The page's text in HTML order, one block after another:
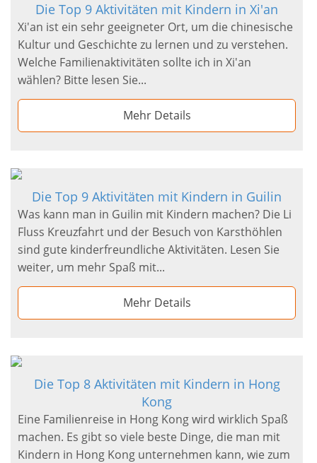
Die Top 9 Aktivitäten mit Kindern in Xi'an
Xi'an ist ein sehr geeigneter Ort, um die chinesische
Kultur und Geschichte zu lernen und zu verstehen.
Welche Familienaktivitäten sollte ich in Xi'an
wählen? Bitte lesen Sie...
Mehr Details
Die Top 9 Aktivitäten mit Kindern in Guilin
Was kann man in Guilin mit Kindern machen? Die Li
Fluss Kreuzfahrt und der Besuch von Karsthöhlen
sind gute kinderfreundliche Aktivitäten. Lesen Sie
weiter, um mehr Spaß mit...
Mehr Details
Die Top 8 Aktivitäten mit Kindern in Hong
Kong
Eine Familienreise in Hong Kong wird wirklich Spaß
machen. Es gibt so viele beste Dinge, die man mit
Kindern in Hong Kong unternehmen kann, wie zum